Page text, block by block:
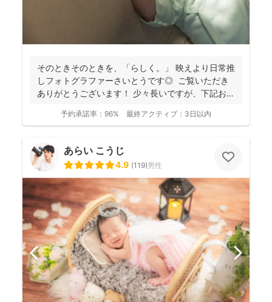
そのときそのときを、「らしく。」 映えより日常推
しフォトグラファーさいとうです◎ ご覧いただき
ありがとうございます！ 少々長いですが、下記お読
予約承諾率： 96% 最終アクティブ： 3日以内
あらい こうじ
4.9 (119)男性